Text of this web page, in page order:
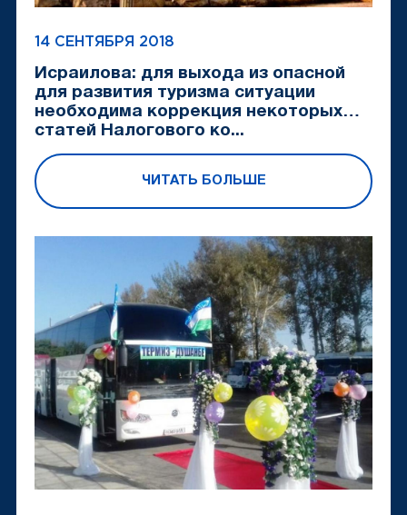
14 СЕНТЯБРЯ 2018
Исраилова: для выхода из опасной
для развития туризма ситуации
необходима коррекция некоторых
статей Налогового ко...
ЧИТАТЬ БОЛЬШЕ